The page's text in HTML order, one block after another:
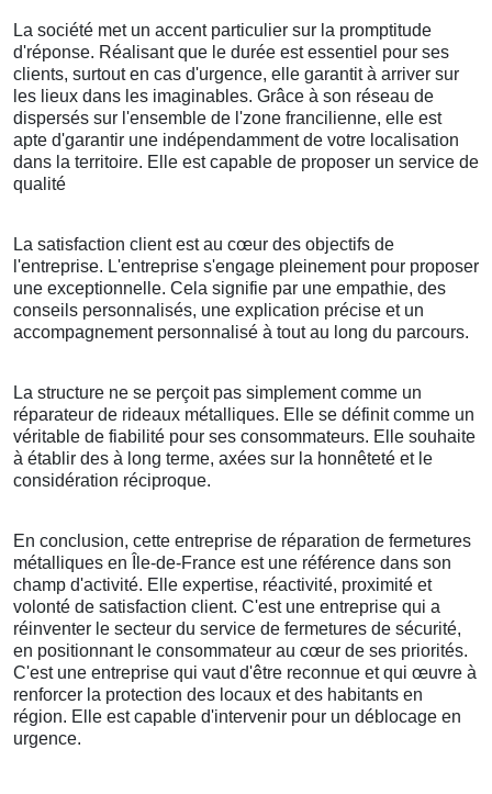
La société met un accent particulier sur la promptitude
d'réponse. Réalisant que le durée est essentiel pour ses
clients, surtout en cas d'urgence, elle garantit à arriver sur
les lieux dans les imaginables. Grâce à son réseau de
dispersés sur l'ensemble de l'zone francilienne, elle est
apte d'garantir une indépendamment de votre localisation
dans la territoire. Elle est capable de proposer un service de
qualité
La satisfaction client est au cœur des objectifs de
l'entreprise. L'entreprise s'engage pleinement pour proposer
une exceptionnelle. Cela signifie par une empathie, des
conseils personnalisés, une explication précise et un
accompagnement personnalisé à tout au long du parcours.
La structure ne se perçoit pas simplement comme un
réparateur de rideaux métalliques. Elle se définit comme un
véritable de fiabilité pour ses consommateurs. Elle souhaite
à établir des à long terme, axées sur la honnêteté et le
considération réciproque.
En conclusion, cette entreprise de réparation de fermetures
métalliques en Île-de-France est une référence dans son
champ d'activité. Elle expertise, réactivité, proximité et
volonté de satisfaction client. C'est une entreprise qui a
réinventer le secteur du service de fermetures de sécurité,
en positionnant le consommateur au cœur de ses priorités.
C'est une entreprise qui vaut d'être reconnue et qui œuvre à
renforcer la protection des locaux et des habitants en
région. Elle est capable d'intervenir pour un déblocage en
urgence.